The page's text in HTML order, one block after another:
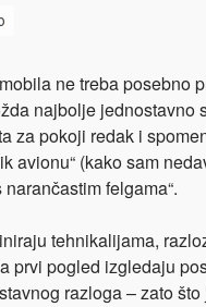
ne treba posebno
najbolje jednostavno
za pokoji redak i
avionu“ (kako sam
felgama“.
tehnikalijama,
prvi pogled izgledaju
razloga – zato